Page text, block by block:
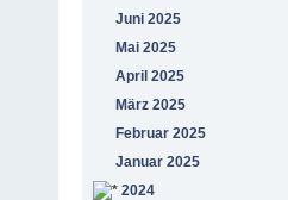
Juni 2025
Mai 2025
April 2025
März 2025
Februar 2025
Januar 2025
2024